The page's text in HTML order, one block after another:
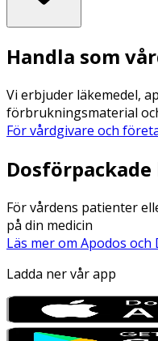
Handla som
Vi erbjuder läkemedel,
förbrukningsmaterial
För vårdgivare och
För vårdens patienter
på din medicin
Läs mer om Apodos och
Ladda ner vår app